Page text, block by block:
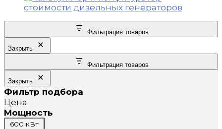
Фильтрация товаров
Закрыть
Фильтрация товаров
Закрыть
Фильтр подбора
Цена
Мощность
Мощность
600 кВт